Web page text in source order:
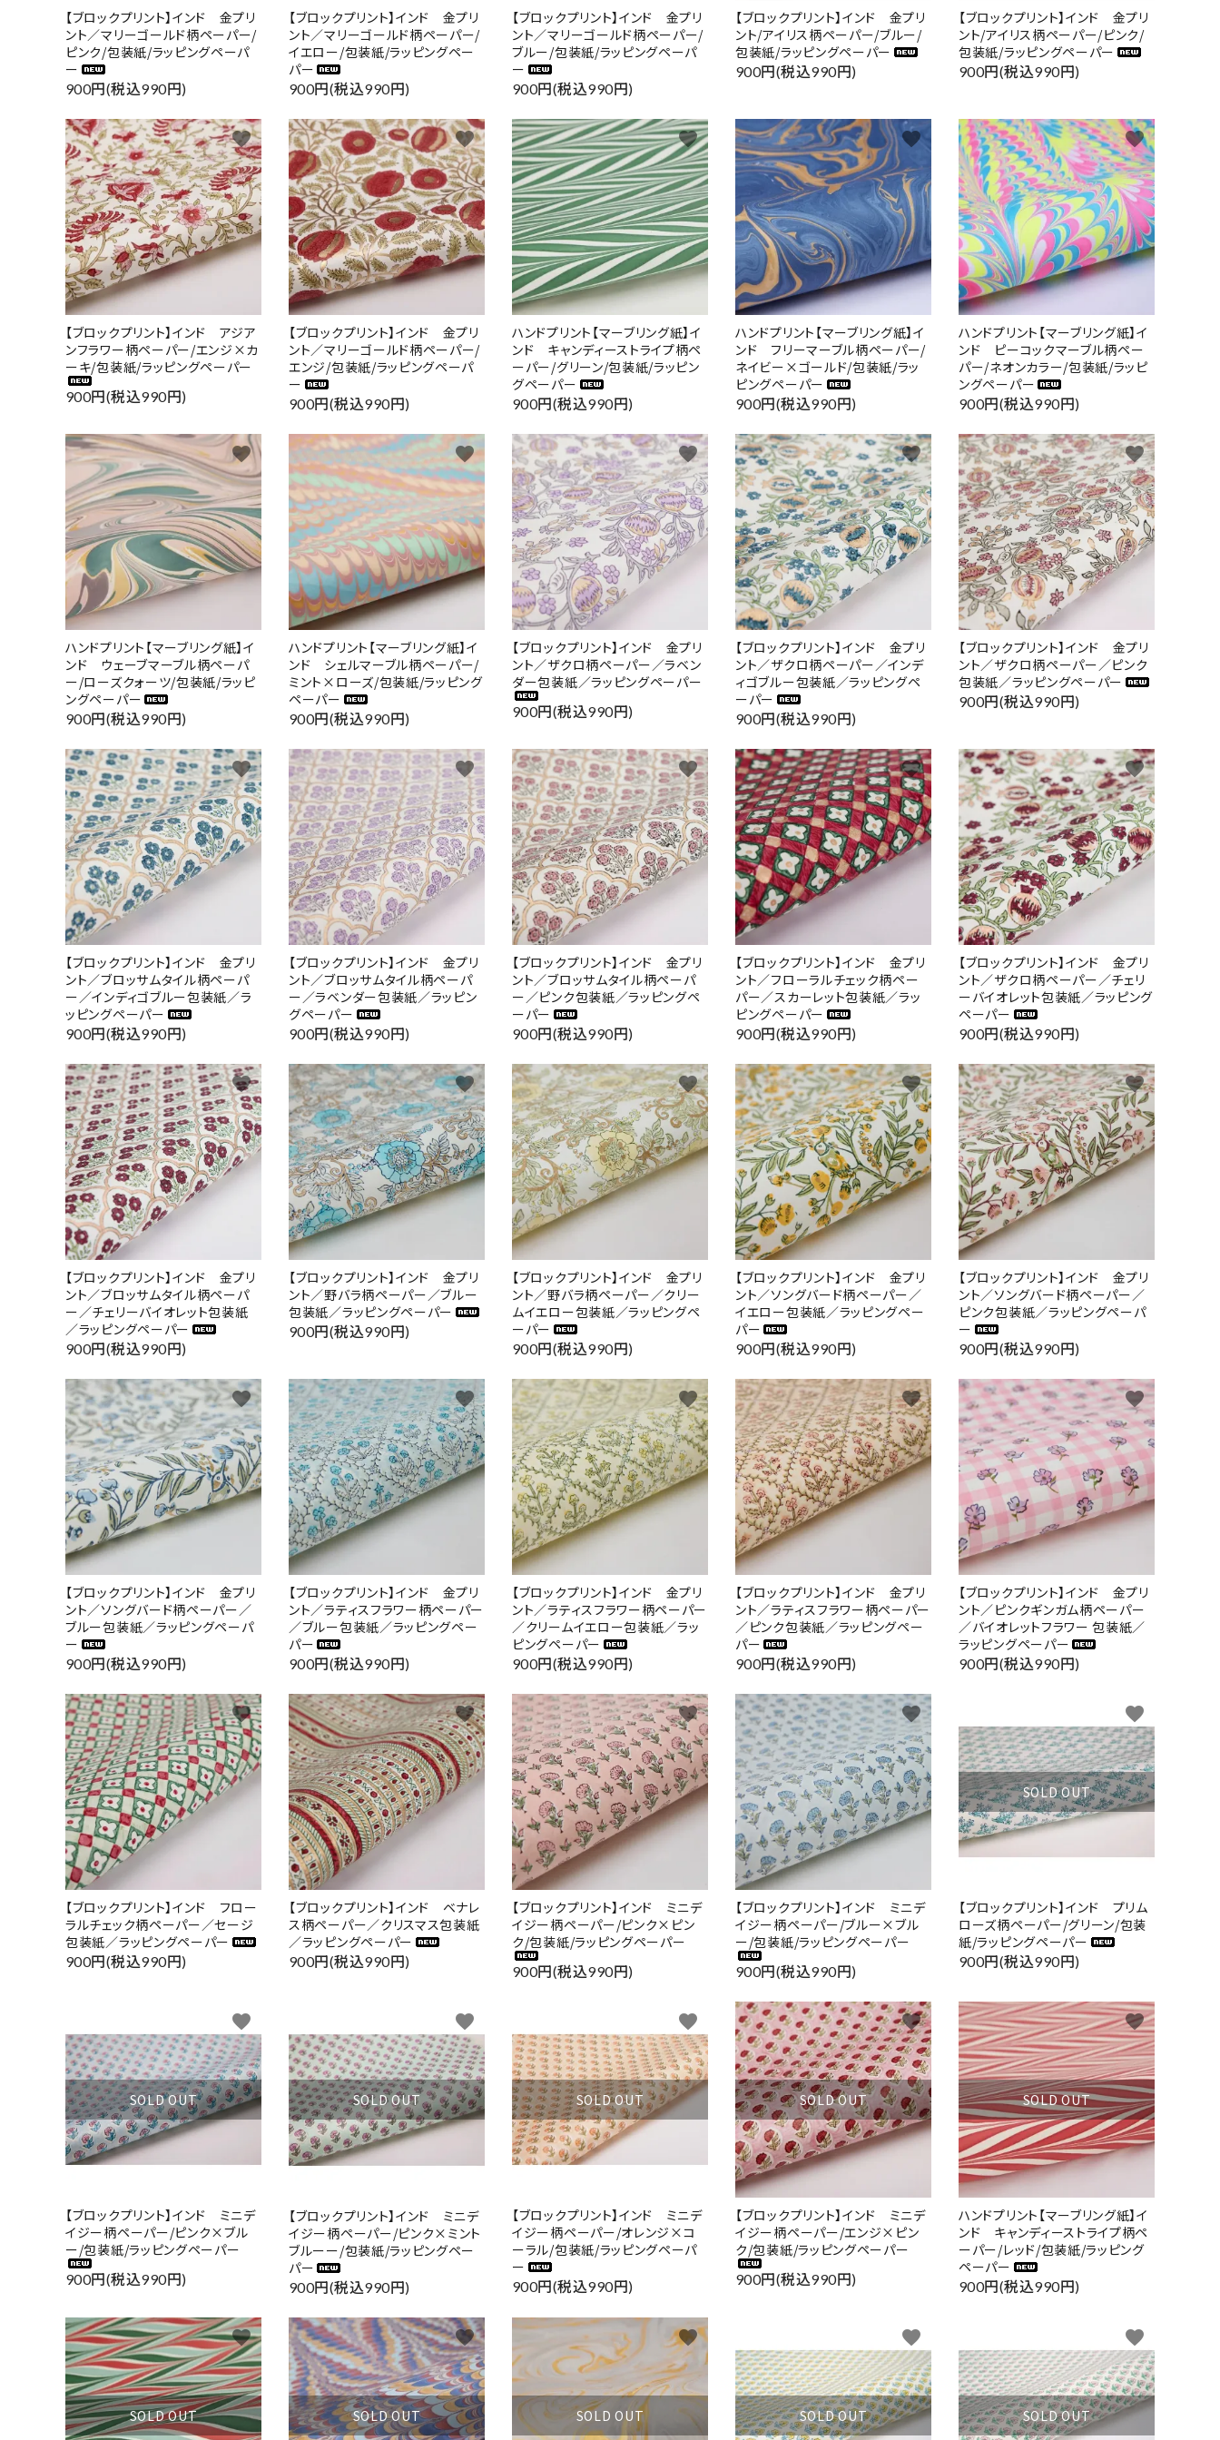
【ブロックプリント】インド 金プリ
ント／マリーゴールド柄ペーパー/
ピンク/包装紙/ラッピングペーパ
ー
900円(税込990円)
【ブロックプリント】インド 金プリ
ント／マリーゴールド柄ペーパー/
イエロー/包装紙/ラッピングペー
パー
900円(税込990円)
【ブロックプリント】インド 金プリ
ント／マリーゴールド柄ペーパー/
ブルー/包装紙/ラッピングペーパ
ー
900円(税込990円)
【ブロックプリント】インド 金プリ
ント/アイリス柄ペーパー/ブルー/
包装紙/ラッピングペーパー
900円(税込990円)
【ブロックプリント】インド 金プリ
ント/アイリス柄ペーパー/ピンク/
包装紙/ラッピングペーパー
900円(税込990円)
【ブロックプリント】インド アジア
ンフラワー柄ペーパー/エンジ×カ
ーキ/包装紙/ラッピングペーパー
900円(税込990円)
favorite
【ブロックプリント】インド 金プリ
ント／マリーゴールド柄ペーパー/
エンジ/包装紙/ラッピングペーパ
ー
900円(税込990円)
favorite
ハンドプリント【マーブリング紙】イ
ンド キャンディーストライプ柄ペ
ーパー/グリーン/包装紙/ラッピン
グペーパー
900円(税込990円)
favorite
ハンドプリント【マーブリング紙】イ
ンド フリーマーブル柄ペーパー/
ネイビー×ゴールド/包装紙/ラッ
ピングペーパー
900円(税込990円)
favorite
ハンドプリント【マーブリング紙】イ
ンド ピーコックマーブル柄ペー
パー/ネオンカラー/包装紙/ラッピ
ングペーパー
900円(税込990円)
favorite
ハンドプリント【マーブリング紙】イ
ンド ウェーブマーブル柄ペーパ
ー/ローズクォーツ/包装紙/ラッピ
ングペーパー
900円(税込990円)
favorite
ハンドプリント【マーブリング紙】イ
ンド シェルマーブル柄ペーパー/
ミント×ローズ/包装紙/ラッピング
ペーパー
900円(税込990円)
favorite
【ブロックプリント】インド 金プリ
ント／ザクロ柄ペーパー／ラベン
ダー包装紙／ラッピングペーパー
900円(税込990円)
favorite
【ブロックプリント】インド 金プリ
ント／ザクロ柄ペーパー／インデ
ィゴブルー包装紙／ラッピングペ
ーパー
900円(税込990円)
favorite
【ブロックプリント】インド 金プリ
ント／ザクロ柄ペーパー／ピンク
包装紙／ラッピングペーパー
900円(税込990円)
favorite
【ブロックプリント】インド 金プリ
ント／ブロッサムタイル柄ペーパ
ー／インディゴブルー包装紙／ラ
ッピングペーパー
900円(税込990円)
favorite
【ブロックプリント】インド 金プリ
ント／ブロッサムタイル柄ペーパ
ー／ラベンダー包装紙／ラッピン
グペーパー
900円(税込990円)
favorite
【ブロックプリント】インド 金プリ
ント／ブロッサムタイル柄ペーパ
ー／ピンク包装紙／ラッピングペ
ーパー
900円(税込990円)
favorite
【ブロックプリント】インド 金プリ
ント／フローラルチェック柄ペー
パー／スカーレット包装紙／ラッ
ピングペーパー
900円(税込990円)
favorite
【ブロックプリント】インド 金プリ
ント／ザクロ柄ペーパー／チェリ
ーバイオレット包装紙／ラッピング
ペーパー
900円(税込990円)
favorite
【ブロックプリント】インド 金プリ
ント／ブロッサムタイル柄ペーパ
ー／チェリーバイオレット包装紙
／ラッピングペーパー
900円(税込990円)
favorite
【ブロックプリント】インド 金プリ
ント／野バラ柄ペーパー／ブルー
包装紙／ラッピングペーパー
900円(税込990円)
favorite
【ブロックプリント】インド 金プリ
ント／野バラ柄ペーパー／クリー
ムイエロー包装紙／ラッピングペ
ーパー
900円(税込990円)
favorite
【ブロックプリント】インド 金プリ
ント／ソングバード柄ペーパー／
イエロー包装紙／ラッピングペー
パー
900円(税込990円)
favorite
【ブロックプリント】インド 金プリ
ント／ソングバード柄ペーパー／
ピンク包装紙／ラッピングペーパ
ー
900円(税込990円)
favorite
【ブロックプリント】インド 金プリ
ント／ソングバード柄ペーパー／
ブルー包装紙／ラッピングペーパ
ー
900円(税込990円)
favorite
【ブロックプリント】インド 金プリ
ント／ラティスフラワー柄ペーパー
／ブルー包装紙／ラッピングペー
パー
900円(税込990円)
favorite
【ブロックプリント】インド 金プリ
ント／ラティスフラワー柄ペーパー
／クリームイエロー包装紙／ラッ
ピングペーパー
900円(税込990円)
favorite
【ブロックプリント】インド 金プリ
ント／ラティスフラワー柄ペーパー
／ピンク包装紙／ラッピングペー
パー
900円(税込990円)
favorite
【ブロックプリント】インド 金プリ
ント／ピンクギンガム柄ペーパー
／バイオレットフラワー 包装紙／
ラッピングペーパー
900円(税込990円)
favorite
【ブロックプリント】インド フロー
ラルチェック柄ペーパー／セージ
包装紙／ラッピングペーパー
900円(税込990円)
favorite
【ブロックプリント】インド ベナレ
ス柄ペーパー／クリスマス包装紙
／ラッピングペーパー
900円(税込990円)
favorite
【ブロックプリント】インド ミニデ
イジー柄ペーパー/ピンク×ピン
ク/包装紙/ラッピングペーパー
900円(税込990円)
favorite
【ブロックプリント】インド ミニデ
イジー柄ペーパー/ブルー×ブル
ー/包装紙/ラッピングペーパー
900円(税込990円)
favorite
SOLD OUT
【ブロックプリント】インド プリム
ローズ柄ペーパー/グリーン/包装
紙/ラッピングペーパー
900円(税込990円)
favorite
SOLD OUT
【ブロックプリント】インド ミニデ
イジー柄ペーパー/ピンク×ブル
ー/包装紙/ラッピングペーパー
900円(税込990円)
favorite
SOLD OUT
【ブロックプリント】インド ミニデ
イジー柄ペーパー/ピンク×ミント
ブルーー/包装紙/ラッピングペー
パー
900円(税込990円)
favorite
SOLD OUT
【ブロックプリント】インド ミニデ
イジー柄ペーパー/オレンジ×コ
ーラル/包装紙/ラッピングペーパ
ー
900円(税込990円)
favorite
SOLD OUT
【ブロックプリント】インド ミニデ
イジー柄ペーパー/エンジ×ピン
ク/包装紙/ラッピングペーパー
900円(税込990円)
favorite
SOLD OUT
ハンドプリント【マーブリング紙】イ
ンド キャンディーストライプ柄ペ
ーパー/レッド/包装紙/ラッピング
ペーパー
900円(税込990円)
favorite
SOLD OUT
favorite
SOLD OUT
favorite
SOLD OUT
favorite
SOLD OUT
favorite
SOLD OUT
favorite
キーワード
カテゴリー
検索する